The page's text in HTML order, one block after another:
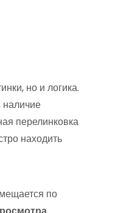
но и логика.
перелинковка
находить
по